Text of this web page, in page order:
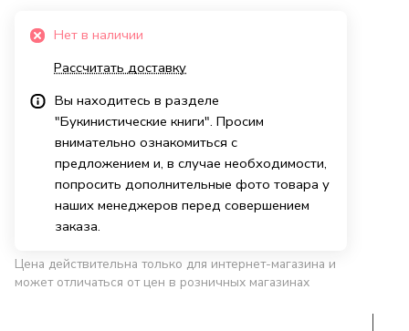
Нет в наличии
Рассчитать доставку
Вы находитесь в разделе
"Букинистические книги". Просим
внимательно ознакомиться с
предложением и, в случае необходимости,
попросить дополнительные фото товара у
наших менеджеров перед совершением
заказа.
Цена действительна только для интернет-магазина и
может отличаться от цен в розничных магазинах